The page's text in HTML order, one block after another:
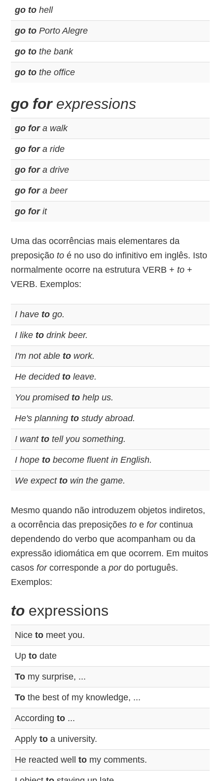
go to hell
go to Porto Alegre
go to the bank
go to the office
go forexpressions
go fora walk
go fora ride
go fora drive
go fora beer
go forit
Uma das ocorrências mais elementares da
preposiçãoto é no uso do infinitivo em inglês. Isto
normalmente ocorre na estrutura VERB +to +
VERB. Exemplos:
I haveto go.
I liketo drink beer.
I'm not ableto work.
He decidedto leave.
You promisedto help us.
He's planningto study abroad.
I wantto tell you something.
I hopeto become fluent in English.
We expectto win the game.
Mesmo quando não introduzem objetos indiretos,
a ocorrência das preposiçõesto eforcontinua
dependendo do verbo que acompanham ou da
expressão idiomática em que ocorrem. Em muitos
casosforcorresponde apordo português.
Exemplos:
to expressions
Niceto meet you.
Upto date
To my surprise, ...
To the best of my knowledge, ...
Accordingto ...
Applyto a university.
He reacted wellto my comments.